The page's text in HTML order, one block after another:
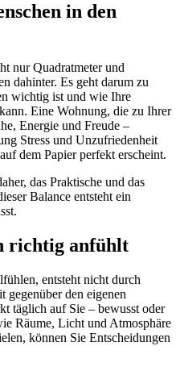
in den
nur Quadratmeter und
dahinter. Es geht darum zu
wichtig ist und wie Ihre
Eine Wohnung, die zu Ihrer
Energie und Freude –
Stress und Unzufriedenheit
dem Papier perfekt erscheint.
das Praktische und das
Balance entsteht ein
richtig anfühlt
entsteht nicht durch
gegenüber den eigenen
täglich auf Sie – bewusst oder
Räume, Licht und Atmosphäre
können Sie Entscheidungen